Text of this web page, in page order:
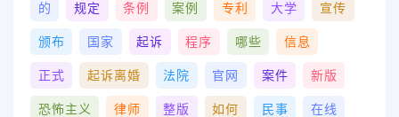
的 规定 条例 案例 专利 大学 宣传
颁布 国家 起诉 程序 哪些 信息
正式 起诉离婚 法院 官网 案件 新版
恐怖主义 律师 整版 如何 民事 在线